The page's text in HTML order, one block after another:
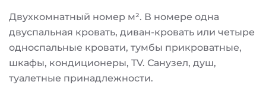
Двухкомнатный номер м². В номере одна
двуспальная кровать, диван-кровать или четыре
односпальные кровати, тумбы прикроватные,
шкафы, кондиционеры, TV. Санузел, душ,
туалетные принадлежности.